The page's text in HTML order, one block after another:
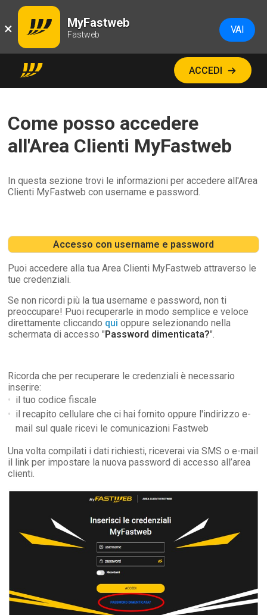
× MyFastweb
Fastweb VAI
ACCEDI
Come posso accedere
all'Area Clienti MyFastweb
In questa sezione trovi le informazioni per accedere all'Area
Clienti MyFastweb con username e password.
Accesso con username e password
Puoi accedere alla tua Area Clienti MyFastweb attraverso le
tue credenziali.
Se non ricordi più la tua username e password, non ti
preoccupare! Puoi recuperarle in modo semplice e veloce
direttamente cliccando qui oppure selezionando nella
schermata di accesso "Password dimenticata?".
Ricorda che per recuperare le credenziali è necessario
inserire:
il tuo codice fiscale
il recapito cellulare che ci hai fornito oppure l'indirizzo e-
mail sul quale ricevi le comunicazioni Fastweb
Una volta compilati i dati richiesti, riceverai via SMS o e-mail
il link per impostare la nuova password di accesso all’area
clienti.